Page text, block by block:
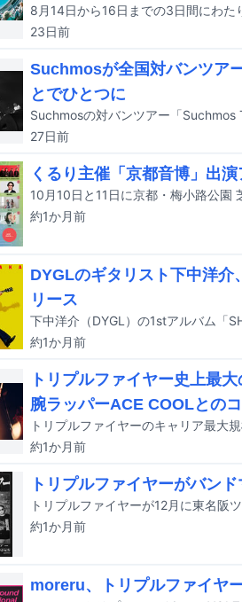
23日前
Suchmosが全国対バンツア
とでひとつに
27日前
くるり主催「京都音博」出
約1か月前
DYGLのギタリスト下中洋介
リース
約1か月前
トリプルファイヤー史上最
腕ラッパーACE COOLとの
約1か月前
トリプルファイヤーがバン
約1か月前
moreru、トリプルファイヤ